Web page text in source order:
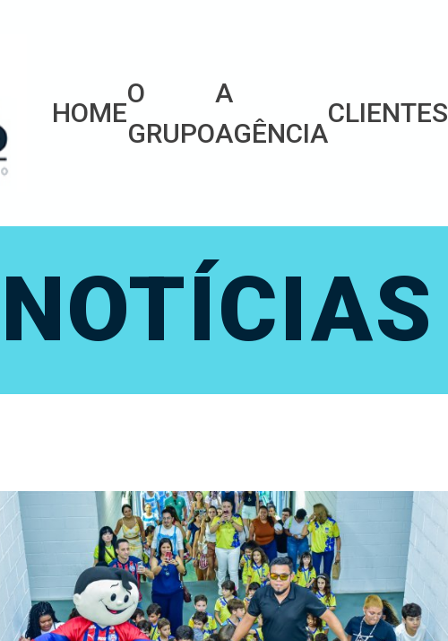
HOME
O
GRUPO
A
AGÊNCIA
CLIENTES
NOTÍCIAS